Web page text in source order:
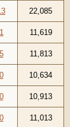
22,085
1
11,619
5
11,813
0
10,634
0
10,913
0
11,013